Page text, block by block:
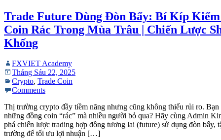
Trade Future Dùng Đòn Bẩy: Bí Kíp
Coin Rác Trong Mùa Trâu | Chiến Lược
Khống
FXVIET Academy
Tháng Sáu 22, 2025
Crypto, Trade Coin
Comments
Thị trường crypto đầy tiềm năng nhưng cũng không thiếu rủi ro.
những đồng coin “rác” mà nhiều người bỏ qua? Hãy cùng Admin
phá chiến lược trading hợp đồng tương lai (future) sử dụng đòn bẩy,
trường để tối ưu lợi nhuận […]